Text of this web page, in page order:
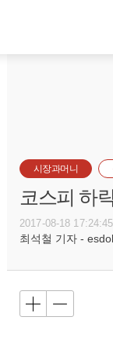
시장과머니
코스피 하
2017-08-18 17:24:45
최석철 기자 -